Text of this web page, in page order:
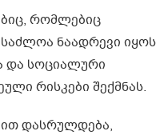
რომლებიც
ნაადრევი იყოს
და სოციალური
რისკები შექმნას.
დასრულდება,